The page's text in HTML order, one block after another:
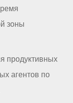
зоны
продуктивных
агентов по